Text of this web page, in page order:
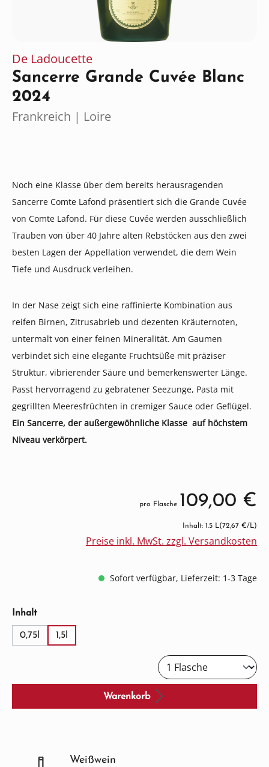
De Ladoucette
Sancerre Grande Cuvée Blanc
2024
Frankreich | Loire
Noch eine Klasse über dem bereits herausragenden
Sancerre Comte Lafond präsentiert sich die Grande Cuvée
von Comte Lafond. Für diese Cuvée werden ausschließlich
Trauben von über 40 Jahre alten Rebstöcken aus den zwei
besten Lagen der Appellation verwendet, die dem Wein
Tiefe und Ausdruck verleihen.
In der Nase zeigt sich eine raffinierte Kombination aus
reifen Birnen, Zitrusabrieb und dezenten Kräuternoten,
untermalt von einer feinen Mineralität. Am Gaumen
verbindet sich eine elegante Fruchtsüße mit präziser
Struktur, vibrierender Säure und bemerkenswerter Länge.
Passt hervorragend zu gebratener Seezunge, Pasta mit
gegrillten Meeresfrüchten in cremiger Sauce oder Geflügel.
Ein Sancerre, der außergewöhnliche Klasse auf höchstem
Niveau verkörpert.
pro Flasche 109,00 €
Inhalt: 1.5 L(72,67 €/L)
Preise inkl. MwSt. zzgl. Versandkosten
Sofort verfügbar, Lieferzeit: 1-3 Tage
Inhaltauswählen
0,75l 1,5l
Warenkorb
Weißwein